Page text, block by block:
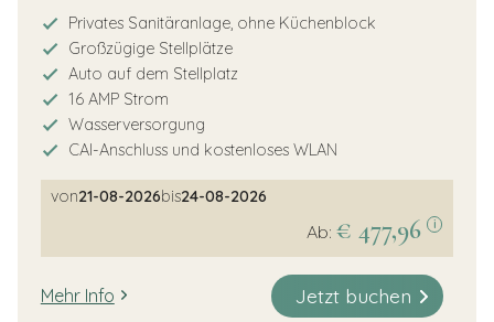
Privates Sanitäranlage, ohne Küchenblock
Großzügige Stellplätze
Auto auf dem Stellplatz
16 AMP Strom
Wasserversorgung
CAI-Anschluss und kostenloses WLAN
von21-08-2026bis24-08-2026
Ab: € 477,96 i
Mehr Info Jetzt buchen